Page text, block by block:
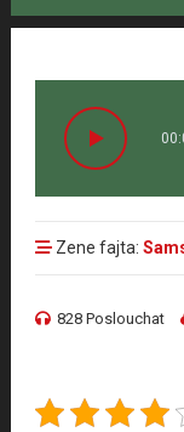
Zene fajta:
828 Poslouchat